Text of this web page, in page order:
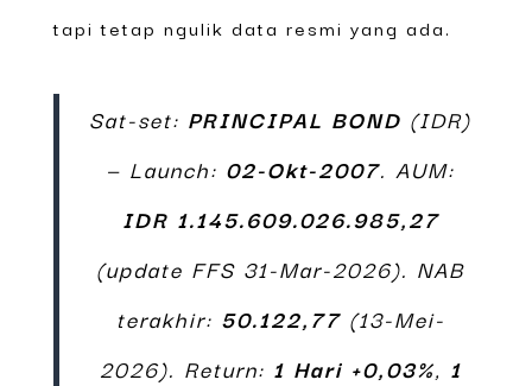
tapi tetap ngulik data resmi yang ada.
Sat-set: PRINCIPAL BOND (IDR)
— Launch: 02-Okt-2007. AUM:
IDR 1.145.609.026.985,27
(update FFS 31-Mar-2026). NAB
terakhir: 50.122,77(13-Mei-
2026). Return: 1 Hari +0,03%, 1